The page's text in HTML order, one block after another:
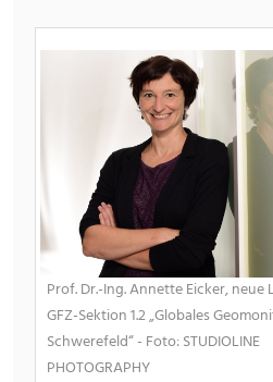
Prof. Dr.-Ing. Annette Eicker, neue
GFZ-Sektion 1.2 „Globales
Schwerefeld“ - Foto: STUDIOLINE
PHOTOGRAPHY